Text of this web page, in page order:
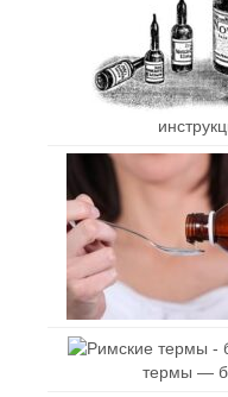
термы —